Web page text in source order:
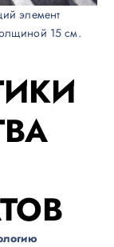
элемент
15 см.